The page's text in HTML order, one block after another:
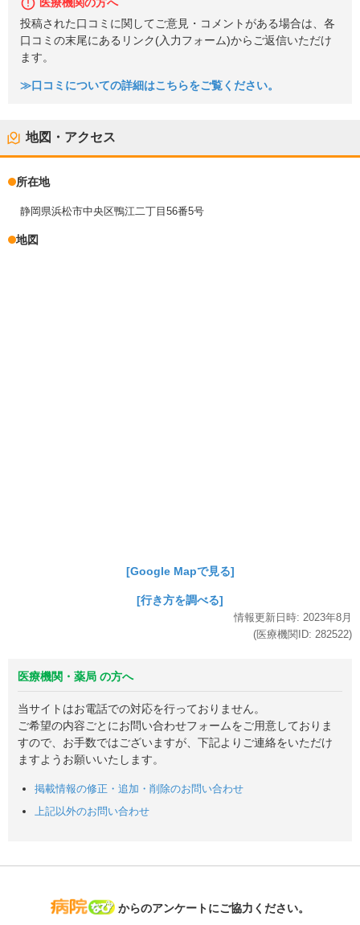
医療機関の方へ
投稿された口コミに関してご意見・コメントがある場合は、各
口コミの末尾にあるリンク(入力フォーム)からご返信いただけ
ます。
≫口コミについての詳細はこちらをご覧ください。
地図・アクセス
所在地
静岡県浜松市中央区鴨江二丁目56番5号
地図
[Google Mapで見る]
[行き方を調べる]
情報更新日時: 2023年8月
(医療機関ID: 282522)
医療機関・薬局 の方へ
当サイトはお電話での対応を行っておりません。
ご希望の内容ごとにお問い合わせフォームをご用意しておりま
すので、お手数ではございますが、下記よりご連絡をいただけ
ますようお願いいたします。
掲載情報の修正・追加・削除のお問い合わせ
上記以外のお問い合わせ
病院なび
からのアンケートにご協力ください。